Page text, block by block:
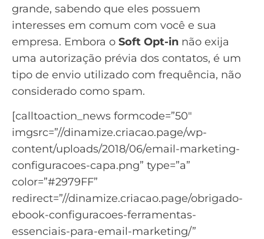
grande, sabendo que eles possuem
interesses em comum com você e sua
empresa. Embora o Soft Opt-in não exija
uma autorização prévia dos contatos, é um
tipo de envio utilizado com frequência, não
considerado como spam.
[calltoaction_news formcode=”50″
imgsrc=”//dinamize.criacao.page/wp-
content/uploads/2018/06/email-marketing-
configuracoes-capa.png” type=”a”
color=”#2979FF”
redirect=”//dinamize.criacao.page/obrigado-
ebook-configuracoes-ferramentas-
essenciais-para-email-marketing/”